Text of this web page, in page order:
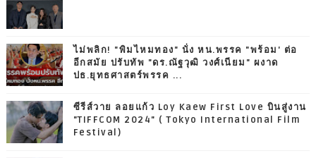
ไม่พลิก! "พิมไหมทอง" นั่ง หน.พรรค "พร้อม' ต่อ
อีกสมัย ปรับทัพ "ดร.ณัฐวุฒิ วงศ์เนียม" ผงาด
ปธ.ยุทธศาสตร์พรรค ...
ซีรีส์วาย ลอยแก้ว Loy Kaew First Love บินสู่งาน
"TIFFCOM 2024" ( Tokyo International Film
Festival)